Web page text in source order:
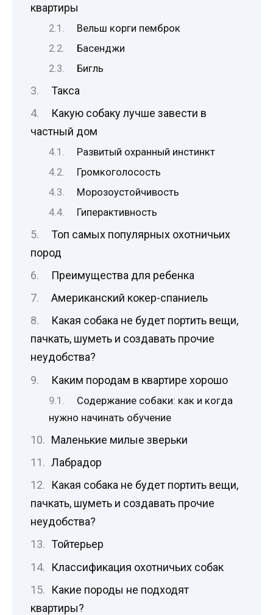
квартиры
Вельш корги пемброк
Басенджи
Бигль
Такса
Какую собаку лучше завести в
частный дом
Развитый охранный инстинкт
Громкоголосость
Морозоустойчивость
Гиперактивность
Топ самых популярных охотничьих
пород
Преимущества для ребенка
Американский кокер-спаниель
Какая собака не будет портить вещи,
пачкать, шуметь и создавать прочие
неудобства?
Каким породам в квартире хорошо
Содержание собаки: как и когда
нужно начинать обучение
Маленькие милые зверьки
Лабрадор
Какая собака не будет портить вещи,
пачкать, шуметь и создавать прочие
неудобства?
Тойтерьер
Классификация охотничьих собак
Какие породы не подходят
квартиры?